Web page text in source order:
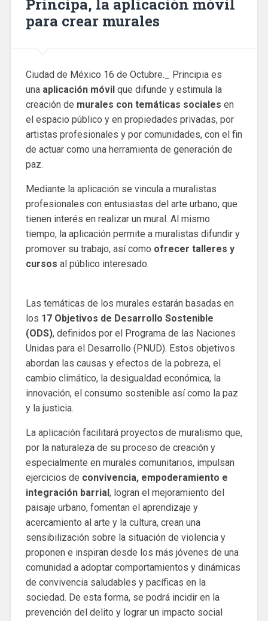
Principa, la aplicación móvil
para crear murales
Ciudad de México 16 de Octubre._ Principia es
unaaplicación móvil que difunde y estimula la
creación de murales con temáticas sociales en
el espacio público y en propiedades privadas, por
artistas profesionales y por comunidades, con el fin
de actuar como una herramienta de generación de
paz.
Mediante la aplicación se vincula a muralistas
profesionales con entusiastas del arte urbano, que
tienen interés en realizar un mural. Al mismo
tiempo, la aplicación permite a muralistas difundir y
promover su trabajo, así como ofrecer talleres y
cursos al público interesado.
Las temáticas de los murales estarán basadas en
los 17 Objetivos de Desarrollo Sostenible
(ODS), definidos por el Programa de las Naciones
Unidas para el Desarrollo (PNUD). Estos objetivos
abordan las causas y efectos de la pobreza, el
cambio climático, la desigualdad económica, la
innovación, el consumo sostenible así como la paz
y la justicia.
La aplicación facilitará proyectos de muralismo que,
por la naturaleza de su proceso de creación y
especialmente en murales comunitarios, impulsan
ejercicios de convivencia, empoderamiento e
integración barrial , logran el mejoramiento del
paisaje urbano, fomentan el aprendizaje y
acercamiento al arte y la cultura, crean una
sensibilización sobre la situación de violencia y
proponen e inspiran desde los más jóvenes de una
comunidad a adoptar comportamientos y dinámicas
de convivencia saludables y pacíficas en la
sociedad. De esta forma, se podrá incidir en la
prevención del delito y lograr un impacto social